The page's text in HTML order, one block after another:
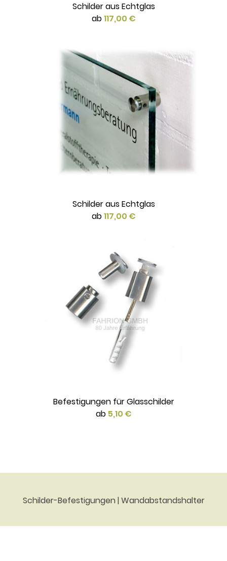
Schilder aus Echtglas
ab117,00 €
Schilder aus Echtglas
ab117,00 €
Befestigungen für Glasschilder
ab 5,10 €
Schilder-Befestigungen | Wandabstandshalter